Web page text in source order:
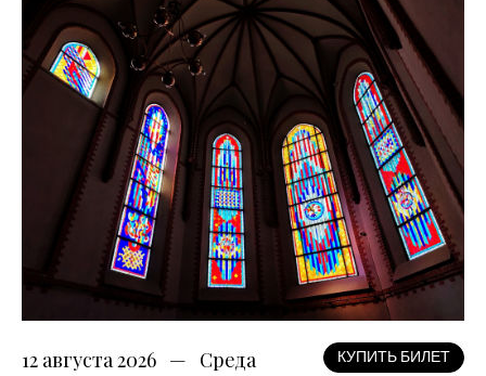
12 августа 2026 Среда КУПИТЬ БИЛЕТ